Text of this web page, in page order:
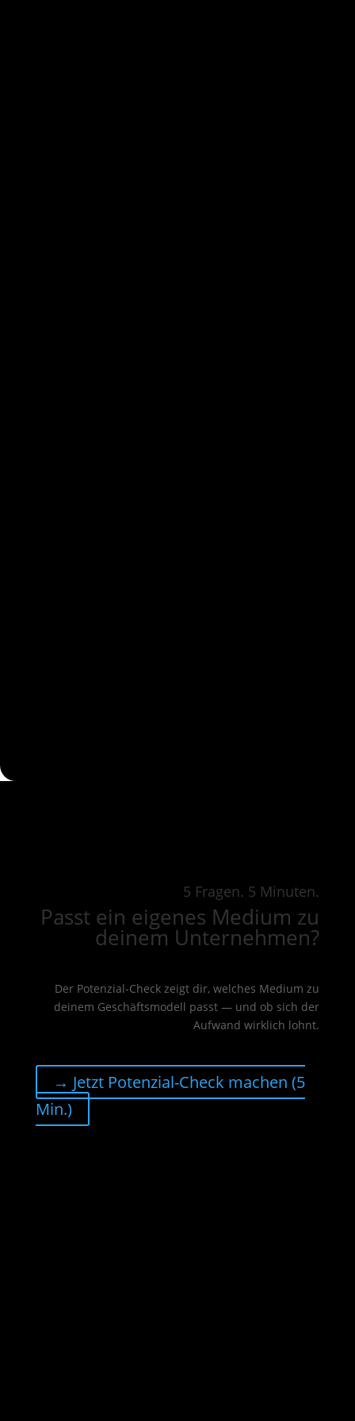
5 Fragen. 5 Minuten.
Passt ein eigenes Medium zu
deinem Unternehmen?
Der Potenzial-Check zeigt dir, welches Medium zu
deinem Geschäftsmodell passt — und ob sich der
Aufwand wirklich lohnt.
→ Jetzt Potenzial-Check machen (5
Min.)